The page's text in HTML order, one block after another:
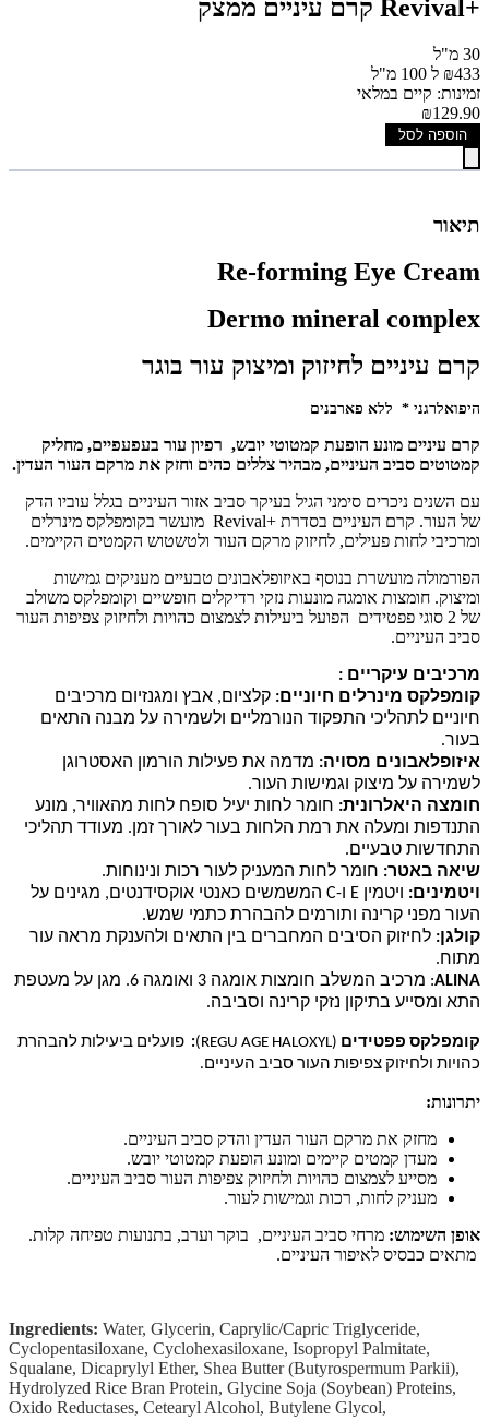
+Revival קרם עיניים ממצק
30 מ"ל
₪433 ל 100 מ"ל
זמינות: קיים במלאי
₪129.90
הוספה לסל
תיאור
Re-forming Eye Cream
Dermo mineral complex
קרם עיניים לחיזוק ומיצוק עור בוגר
היפואלרגני * ללא פארבנים
קרם עיניים מונע הופעת קמטוטי יובש, רפיון עור בעפעפיים, מחליק
קמטוטים סביב העיניים, מבהיר צללים כהים וחזק את מרקם העור העדין.
עם השנים ניכרים סימני הגיל בעיקר סביב אזור העיניים בגלל עוביו הדק
של העור. קרם העיניים בסדרת +Revival מועשר בקומפלקס מינרלים
ומרכיבי לחות פעילים, לחיזוק מרקם העור ולטשטוש הקמטים הקיימים.
הפורמולה מועשרת בנוסף באיזופלאבונים טבעיים מעניקים גמישות
ומיצוק. חומצות אומגה מונעות נזקי רדיקלים חופשיים וקומפלקס משולב
של 2 סוגי פפטידים הפועל ביעילות לצמצום כהויות ולחיזוק צפיפות העור
סביב העיניים.
מרכיבים עיקריים :
קומפלקס מינרלים חיוניים: קלציום, אבץ ומגנזיום מרכיבים
חיוניים לתהליכי התפקוד הנורמליים ולשמירה על מבנה התאים
בעור.
איזופלאבונים מסויה: מדמה את פעילות הורמון האסטרוגן
לשמירה על מיצוק וגמישות העור.
חומצה היאלרונית: חומר לחות יעיל סופח לחות מהאוויר, מונע
התנדפות ומעלה את רמת הלחות בעור לאורך זמן. מעודד תהליכי
התחדשות טבעיים.
שיאה באטר: חומר לחות המעניק לעור רכות ונינוחות.
ויטמינים: ויטמין E ו-C המשמשים כאנטי אוקסידנטים, מגינים על
העור מפני קרינה ותורמים להבהרת כתמי שמש.
קולגן: לחיזוק הסיבים המחברים בין התאים ולהענקת מראה עור
מתוח.
ALINA
: מרכיב המשלב חומצות אומגה 3 ואומגה 6. מגן על מעטפת
התא ומסייע בתיקון נזקי קרינה וסביבה.
קומפלקס פפטידים (
(REGU AGE HALOXYL
: פועלים ביעילות להבהרת
כהויות ולחיזוק צפיפות העור סביב העיניים.
יתרונות:
מחזק את מרקם העור העדין והדק סביב העיניים.
מעדן קמטים קיימים ומונע הופעת קמטוטי יובש.
מסייע לצמצום כהויות ולחיזוק צפיפות העור סביב העיניים.
מעניק לחות, רכות וגמישות לעור.
אופן השימוש: מרחי סביב העיניים, בוקר וערב, בתנועות טפיחה קלות.
מתאים כבסיס לאיפור העיניים.
Ingredients: Water, Glycerin, Caprylic/Capric Triglyceride,
Cyclopentasiloxane, Cyclohexasiloxane, Isopropyl Palmitate,
Squalane, Dicaprylyl Ether, Shea Butter (Butyrospermum Parkii),
Hydrolyzed Rice Bran Protein, Glycine Soja (Soybean) Proteins,
Oxido Reductases, Cetearyl Alcohol, Butylene Glycol,